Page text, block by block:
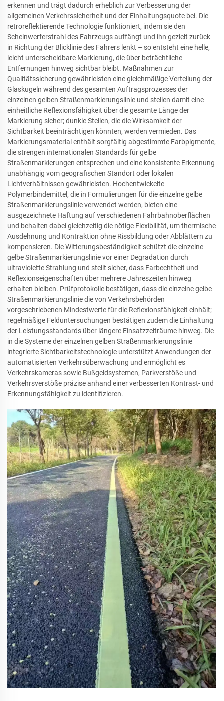
erkennen und trägt dadurch erheblich zur Verbesserung der
allgemeinen Verkehrssicherheit und der Einhaltungsquote bei. Die
retroreflektierende Technologie funktioniert, indem sie den
Scheinwerferstrahl des Fahrzeugs auffängt und ihn gezielt zurück
in Richtung der Blicklinie des Fahrers lenkt – so entsteht eine helle,
leicht unterscheidbare Markierung, die über beträchtliche
Entfernungen hinweg sichtbar bleibt. Maßnahmen zur
Qualitätssicherung gewährleisten eine gleichmäßige Verteilung der
Glaskugeln während des gesamten Auftragsprozesses der
einzelnen gelben Straßenmarkierungslinie und stellen damit eine
einheitliche Reflexionsfähigkeit über die gesamte Länge der
Markierung sicher; dunkle Stellen, die die Wirksamkeit der
Sichtbarkeit beeinträchtigen könnten, werden vermieden. Das
Markierungsmaterial enthält sorgfältig abgestimmte Farbpigmente,
die strengen internationalen Standards für gelbe
Straßenmarkierungen entsprechen und eine konsistente Erkennung
unabhängig vom geografischen Standort oder lokalen
Lichtverhältnissen gewährleisten. Hochentwickelte
Polymerbindemittel, die in Formulierungen für die einzelne gelbe
Straßenmarkierungslinie verwendet werden, bieten eine
ausgezeichnete Haftung auf verschiedenen Fahrbahnoberflächen
und behalten dabei gleichzeitig die nötige Flexibilität, um thermische
Ausdehnung und Kontraktion ohne Rissbildung oder Abblättern zu
kompensieren. Die Witterungsbeständigkeit schützt die einzelne
gelbe Straßenmarkierungslinie vor einer Degradation durch
ultraviolette Strahlung und stellt sicher, dass Farbechtheit und
Reflexionseigenschaften über mehrere Jahreszeiten hinweg
erhalten bleiben. Prüfprotokolle bestätigen, dass die einzelne gelbe
Straßenmarkierungslinie die von Verkehrsbehörden
vorgeschriebenen Mindestwerte für die Reflexionsfähigkeit einhält;
regelmäßige Felduntersuchungen bestätigen zudem die Einhaltung
der Leistungsstandards über längere Einsatzzeiträume hinweg. Die
in die Systeme der einzelnen gelben Straßenmarkierungslinie
integrierte Sichtbarkeitstechnologie unterstützt Anwendungen der
automatisierten Verkehrsüberwachung und ermöglicht es
Verkehrskameras sowie Bußgeldsystemen, Parkverstöße und
Verkehrsverstöße präzise anhand einer verbesserten Kontrast- und
Erkennungsfähigkeit zu identifizieren.